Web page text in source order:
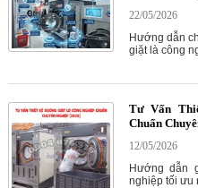
22/05/2026
Hướng dẫn
giặt là công
Tư Vấn
Chuẩn
12/05/2026
Hướng dẫn
nghiệp tối ưu